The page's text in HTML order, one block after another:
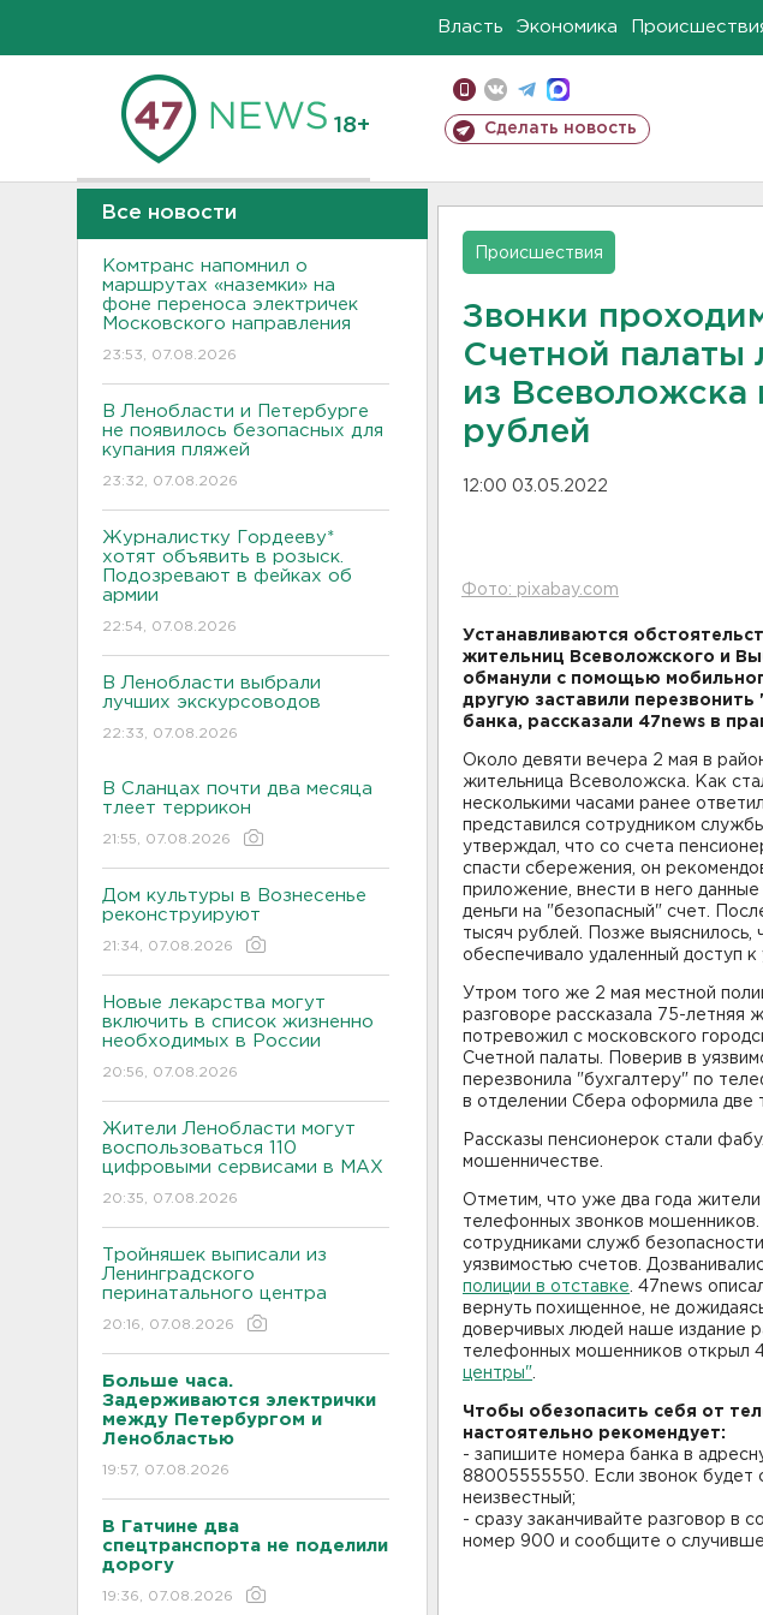
Власть Экономика
18+ Сделать новость
Все новости
Комтранс напомнил о
маршрутах «наземки» на
фоне переноса электричек
Московского направления
23:53, 07.08.2026
В Ленобласти и Петербурге
не появилось безопасных для
купания пляжей
23:32, 07.08.2026
Журналистку Гордееву*
хотят объявить в розыск.
Подозревают в фейках об
армии
22:54, 07.08.2026
В Ленобласти выбрали
лучших экскурсоводов
22:33, 07.08.2026
В Сланцах почти два месяца
тлеет террикон
21:55, 07.08.2026
Дом культуры в Вознесенье
реконструируют
21:34, 07.08.2026
Новые лекарства могут
включить в список жизненно
необходимых в России
20:56, 07.08.2026
Жители Ленобласти могут
воспользоваться 110
цифровыми сервисами в МАХ
20:35, 07.08.2026
Тройняшек выписали из
Ленинградского
перинатального центра
20:16, 07.08.2026
Больше часа.
Задерживаются электрички
между Петербургом и
Ленобластью
19:57, 07.08.2026
В Гатчине два
спецтранспорта не поделили
дорогу
19:36, 07.08.2026
Происшествия
Звонки
Счетной палаты
из Всеволожска
рублей
12:00 03.05.2022
Фото: pixabay.com
Устанавливаются
жительниц Всеволожского и
обманули с помощью
другую заставили
банка, рассказали 47news в
Около девяти вечера 2 мая в
жительница Всеволожска. Как
несколькими часами ранее
представился сотрудником
утверждал, что со счета
спасти сбережения, он
приложение, внести в него
деньги на "безопасный" счет.
тысяч рублей. Позже выяснилось,
обеспечивало удаленный доступ к
Утром того же 2 мая местной
разговоре рассказала 75-летняя
потревожил с московского
Счетной палаты. Поверив в
перезвонила "бухгалтеру" по
в отделении Сбера оформила две
Рассказы пенсионерок стали
мошенничестве.
Отметим, что уже два года
телефонных звонков
сотрудниками служб
уязвимостью счетов.
полиции в отставке . 47news
вернуть похищенное, не
доверчивых людей наше издание
телефонных мошенников открыл
центры"
Чтобы обезопасить себя от
настоятельно рекомендует:
- запишите номера банка в
88005555550. Если звонок будет
неизвестный;
- сразу заканчивайте разговор в
номер 900 и сообщите о